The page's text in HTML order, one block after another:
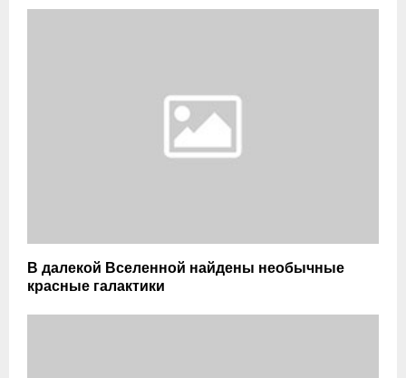
В далекой Вселенной найдены необычные
красные галактики